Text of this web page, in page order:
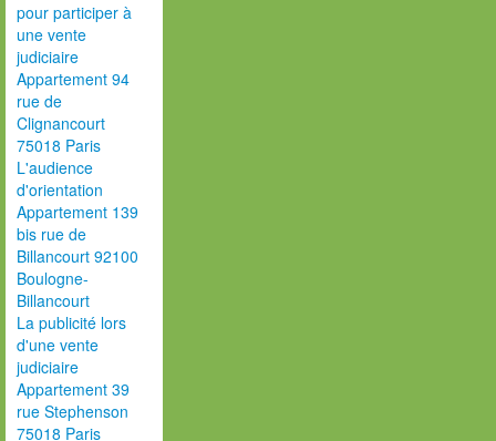
pour participer à
une vente
judiciaire
Appartement 94
rue de
Clignancourt
75018 Paris
L'audience
d'orientation
Appartement 139
bis rue de
Billancourt 92100
Boulogne-
Billancourt
La publicité lors
d'une vente
judiciaire
Appartement 39
rue Stephenson
75018 Paris